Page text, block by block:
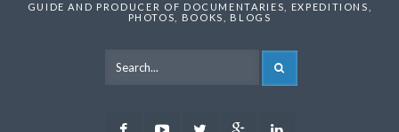
GUIDE AND PRODUCER OF DOCUMENTARIES, EXPEDITIONS,
PHOTOS, BOOKS, BLOGS
FacebookYoutubeTwitter Google